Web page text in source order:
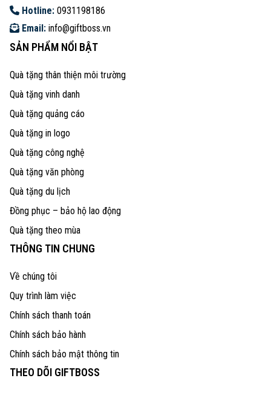
Hotline: 0931198186
Email: info@giftboss.vn
SẢN PHẨM NỔI BẬT
Quà tặng thân thiện môi trường
Quà tặng vinh danh
Quà tặng quảng cáo
Quà tặng in logo
Quà tặng công nghệ
Quà tặng văn phòng
Quà tặng du lịch
Đồng phục – bảo hộ lao động
Quà tặng theo mùa
THÔNG TIN CHUNG
Về chúng tôi
Quy trình làm việc
Chính sách thanh toán
Chính sách bảo hành
Chính sách bảo mật thông tin
THEO DÕI GIFTBOSS